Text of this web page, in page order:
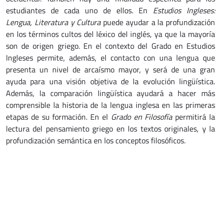
estudiantes de cada uno de ellos. En Estudios Ingleses:
Lengua, Literatura y Culturapuede ayudar a la profundización
en los términos cultos del léxico del inglés, ya que la mayoría
son de origen griego. En el contexto del Grado en Estudios
Ingleses permite, además, el contacto con una lengua que
presenta un nivel de arcaísmo mayor, y será de una gran
ayuda para una visión objetiva de la evolución lingüística.
Además, la comparación lingüística ayudará a hacer más
comprensible la historia de la lengua inglesa en las primeras
etapas de su formación. En el Grado en Filosofíapermitirá la
lectura del pensamiento griego en los textos originales, y la
profundización semántica en los conceptos filosóficos.